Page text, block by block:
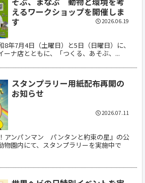
えるワークショップを開催しま
す
年7月4日（土曜日）と5日（日曜日）に、
ーナ店とともに、「つくる、あそぶ、...
2026.06.19
スタンプラリー用紙配布再開の
お知らせ
アンパンマン パンタンと約束の星』の公
物園内にて、スタンプラリーを実施中で
2026.07.11